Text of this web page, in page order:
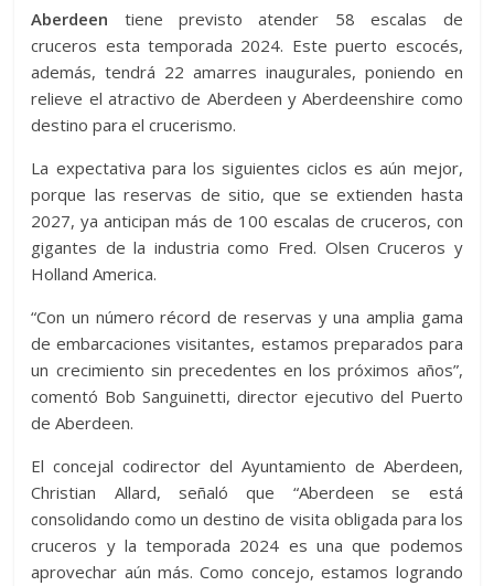
Aberdeen tiene previsto atender 58 escalas de
cruceros esta temporada 2024. Este puerto escocés,
además, tendrá 22 amarres inaugurales, poniendo en
relieve el atractivo de Aberdeen y Aberdeenshire como
destino para el crucerismo.
La expectativa para los siguientes ciclos es aún mejor,
porque las reservas de sitio, que se extienden hasta
2027, ya anticipan más de 100 escalas de cruceros, con
gigantes de la industria como Fred. Olsen Cruceros y
Holland America.
“Con un número récord de reservas y una amplia gama
de embarcaciones visitantes, estamos preparados para
un crecimiento sin precedentes en los próximos años”,
comentó Bob Sanguinetti, director ejecutivo del Puerto
de Aberdeen.
El concejal codirector del Ayuntamiento de Aberdeen,
Christian Allard, señaló que “Aberdeen se está
consolidando como un destino de visita obligada para los
cruceros y la temporada 2024 es una que podemos
aprovechar aún más. Como concejo, estamos logrando